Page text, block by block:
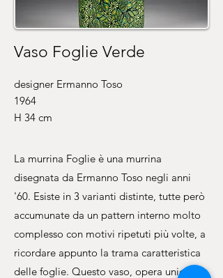
Vaso Foglie Verde
designer Ermanno Toso
1964
H 34 cm
La murrina Foglie è una murrina
disegnata da Ermanno Toso negli anni
'60. Esiste in 3 varianti distinte, tutte però
accumunate da un pattern interno molto
complesso con motivi ripetuti più volte, a
ricordare appunto la trama caratteristica
delle foglie. Questo vaso, opera unica,